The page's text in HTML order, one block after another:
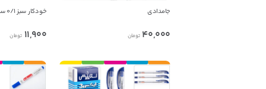
جامدادی
40,000 تومان
خودکار سبز ۰/۱ سلنا
11,900 تومان